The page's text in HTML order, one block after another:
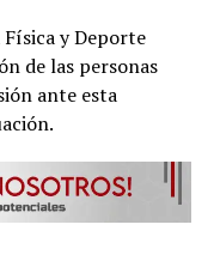
y Deporte
de las personas
ante esta